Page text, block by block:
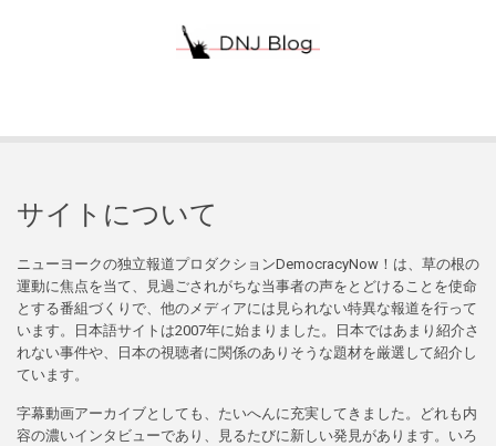
サイトについて
ニューヨークの独立報道プロダクションDemocracyNow！は、草の根の
運動に焦点を当て、見過ごされがちな当事者の声をとどけることを使命
とする番組づくりで、他のメディアには見られない特異な報道を行って
います。日本語サイトは2007年に始まりました。日本ではあまり紹介さ
れない事件や、日本の視聴者に関係のありそうな題材を厳選して紹介し
ています。
字幕動画アーカイブとしても、たいへんに充実してきました。どれも内
容の濃いインタビューであり、見るたびに新しい発見があります。いろ